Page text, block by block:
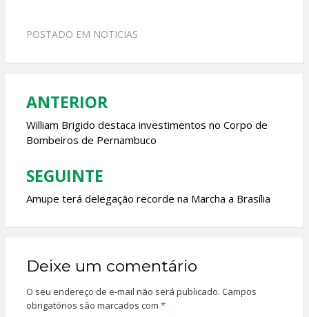
e
o
k
A
p
POSTADO EM NOTICIAS
Navegação
de
Post
ANTERIOR
William Brigido destaca investimentos no Corpo de
Bombeiros de Pernambuco
SEGUINTE
Amupe terá delegação recorde na Marcha a Brasília
Deixe um comentário
O seu endereço de e-mail não será publicado. Campos
obrigatórios são marcados com *